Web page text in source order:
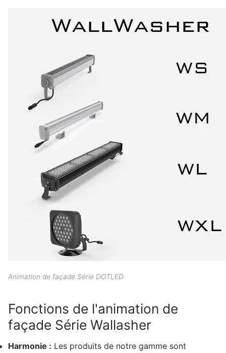
Bande LED à tension constante
Barre de courant constant LED
Profilés LED en aluminium
Systèmes de contrôle d'éclairage
Systèmes de contrôle DMX
Pilote LED extérieur
Animation de façade Série LEDLine
Animation de façade Série DOTLED
Animation de façade Série DOTLED
Fonctions de l'animation de
façade Série Wallasher
Harmonie : Les produits de notre gamme sont